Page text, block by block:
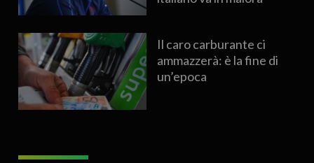
Il caro carburante ci
ammazzerà: è la fine di
un’epoca